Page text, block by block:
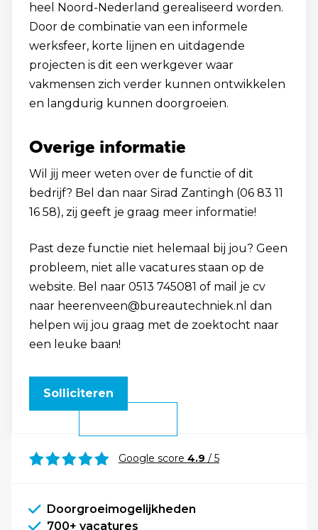
heel Noord-Nederland gerealiseerd worden.
Door de combinatie van een informele
werksfeer, korte lijnen en uitdagende
projecten is dit een werkgever waar
vakmensen zich verder kunnen ontwikkelen
en langdurig kunnen doorgroeien.
Overige informatie
Wil jij meer weten over de functie of dit
bedrijf? Bel dan naar Sirad Zantingh (06 83 11
16 58), zij geeft je graag meer informatie!
Past deze functie niet helemaal bij jou? Geen
probleem, niet alle vacatures staan op de
website. Bel naar 0513 745081 of mail je cv
naar heerenveen@bureautechniek.nl dan
helpen wij jou graag met de zoektocht naar
een leuke baan!
Solliciteren
Google score 4.9 / 5
Doorgroeimogelijkheden
700+ vacatures